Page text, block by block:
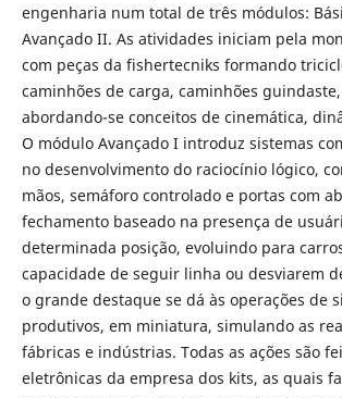
engenharia num total de três módulos:
Avançado II. As atividades iniciam pela
com peças da fishertecniks formando
caminhões de carga, caminhões
abordando-se conceitos de cinemática,
O módulo Avançado I introduz sistemas
no desenvolvimento do raciocínio lógico,
mãos, semáforo controlado e portas com
fechamento baseado na presença de
determinada posição, evoluindo para
capacidade de seguir linha ou desviarem
o grande destaque se dá às operações de
produtivos, em miniatura, simulando as
fábricas e indústrias. Todas as ações são
eletrônicas da empresa dos kits, as quais